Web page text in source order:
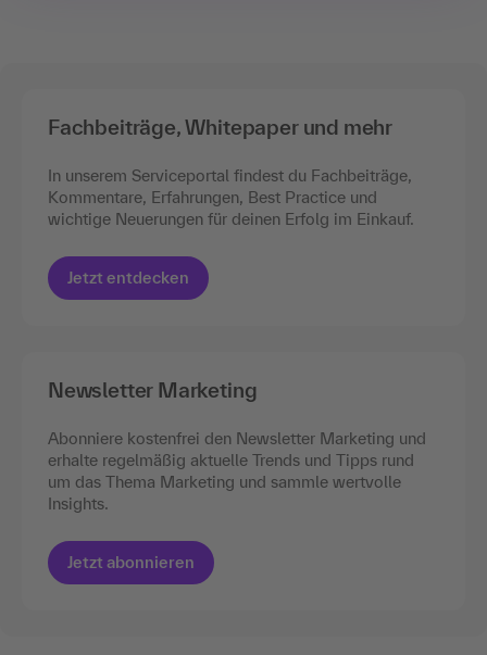
Fachbeiträge, Whitepaper und mehr
In unserem Serviceportal findest du Fachbeiträge,
Kommentare, Erfahrungen, Best Practice und
wichtige Neuerungen für deinen Erfolg im Einkauf.
Jetzt entdecken
Newsletter Marketing
Abonniere kostenfrei den Newsletter Marketing und
erhalte regelmäßig aktuelle Trends und Tipps rund
um das Thema Marketing und sammle wertvolle
Insights.
Jetzt abonnieren